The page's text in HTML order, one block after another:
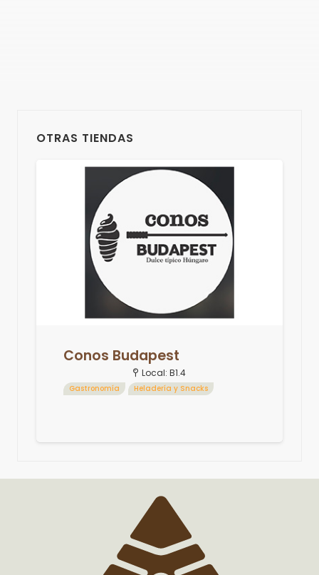
OTRAS TIENDAS
Conos Budapest
Local: B1.4
Gastronomía Heladería y Snacks